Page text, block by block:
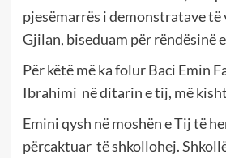
pjesëmarrës i demonstratave
Gjilan, biseduam për rëndësinë
Për këtë më ka folur Baci Emin
Ibrahimi në ditarin e tij, më
Emini qysh në moshën e Tij të
përcaktuar të shkollohej.